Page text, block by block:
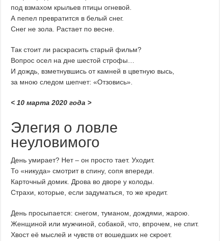
под взмахом крыльев птицы огневой.
А пепел превратится в белый снег.
Снег не зола. Растает по весне.
Так стоит ли раскрасить старый фильм?
Вопрос осел на дне шестой строфы…
И дождь, взметнувшись от камней в цветную высь,
за мною следом шепчет: «Отзовись».
< 10 марта 2020 года >
Элегия о ловле
неуловимого
День умирает? Нет – он просто тает. Уходит.
То «никуда» смотрит в спину, сопя впереди.
Карточный домик. Дрова во дворе у колоды.
Страхи, которые, если задуматься, то же кредит.
День просыпается: снегом, туманом, дождями, жарою.
Женщиной или мужчиной, собакой, что, впрочем, не спит.
Хвост её мыслей и чувств от вошедших не скроет.